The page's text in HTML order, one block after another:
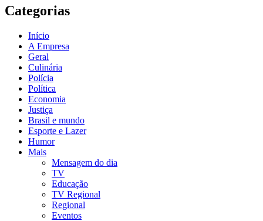
Categorias
Início
A Empresa
Geral
Culinária
Polícia
Política
Economia
Justiça
Brasil e mundo
Esporte e Lazer
Humor
Mais
Mensagem do dia
TV
Educação
TV Regional
Regional
Eventos